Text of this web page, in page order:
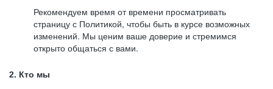
Рекомендуем время от времени просматривать
страницу с Политикой, чтобы быть в курсе возможных
изменений. Мы ценим ваше доверие и стремимся
открыто общаться с вами.
2. Кто мы